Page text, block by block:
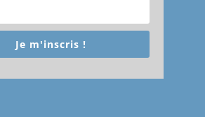
Je m'inscris !